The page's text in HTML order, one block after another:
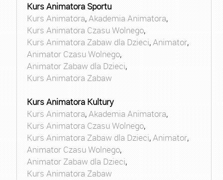
Kurs Animatora Sportu
Kurs Animatora,Akademia Animatora,
Kurs Animatora Czasu Wolnego,
Kurs Animatora Zabaw dla Dzieci,Animator,
Animator Czasu Wolnego,
Animator Zabaw dla Dzieci,
Kurs Animatora Zabaw
Kurs Animatora Kultury
Kurs Animatora,Akademia Animatora,
Kurs Animatora Czasu Wolnego,
Kurs Animatora Zabaw dla Dzieci,Animator,
Animator Czasu Wolnego,
Animator Zabaw dla Dzieci,
Kurs Animatora Zabaw